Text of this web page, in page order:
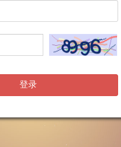
登录